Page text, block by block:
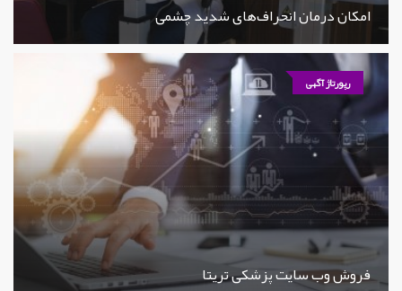
امکان درمان انحراف‌های شدید چشمی
رپورتاژ آگهی
فروش وب سایت پزشکی تریتا